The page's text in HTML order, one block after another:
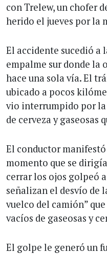
con Trelew, un chofer
herido el jueves por la
El accidente sucedió a
empalme sur donde la
hace una sola vía. El
ubicado a pocos
vio interrumpido por la
de cerveza y gaseosas
El conductor manifestó
momento que se
cerrar los ojos golpeó
señalizan el desvío de
vuelco del camión”
vacíos de gaseosas y
El golpe le generó un